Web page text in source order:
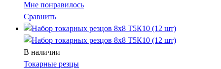
Мне понравилось
Сравнить
В наличии
Токарные резцы